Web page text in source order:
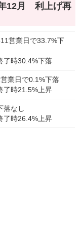
12月 利上げ再
営業日で33.7%下
了時30.4%下落
営業日で0.1%下落
了時21.5%上昇
落なし
了時26.4%上昇